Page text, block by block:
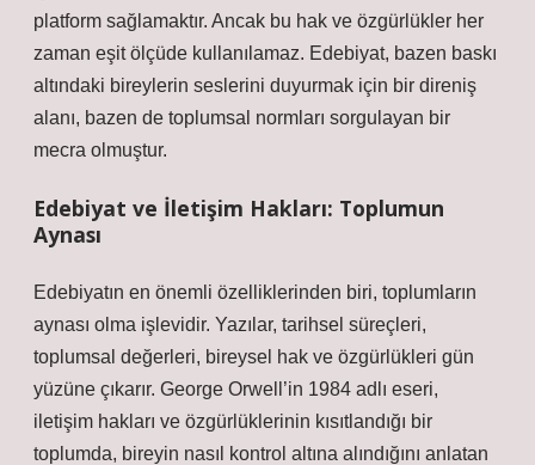
platform sağlamaktır. Ancak bu hak ve özgürlükler her
zaman eşit ölçüde kullanılamaz. Edebiyat, bazen baskı
altındaki bireylerin seslerini duyurmak için bir direniş
alanı, bazen de toplumsal normları sorgulayan bir
mecra olmuştur.
Edebiyat ve İletişim Hakları: Toplumun
Aynası
Edebiyatın en önemli özelliklerinden biri, toplumların
aynası olma işlevidir. Yazılar, tarihsel süreçleri,
toplumsal değerleri, bireysel hak ve özgürlükleri gün
yüzüne çıkarır. George Orwell’in 1984 adlı eseri,
iletişim hakları ve özgürlüklerinin kısıtlandığı bir
toplumda, bireyin nasıl kontrol altına alındığını anlatan